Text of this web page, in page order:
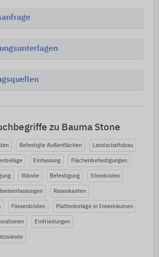
zu Bauma Stone
Befestigte Außenflächen Landschaftsbau
Einfassung Flächenbefestigungen
Wände Befestigung Steinböden
Rasenkanten
Fliesenböden Plattenbeläge in Innenräumen
Einfriedungen